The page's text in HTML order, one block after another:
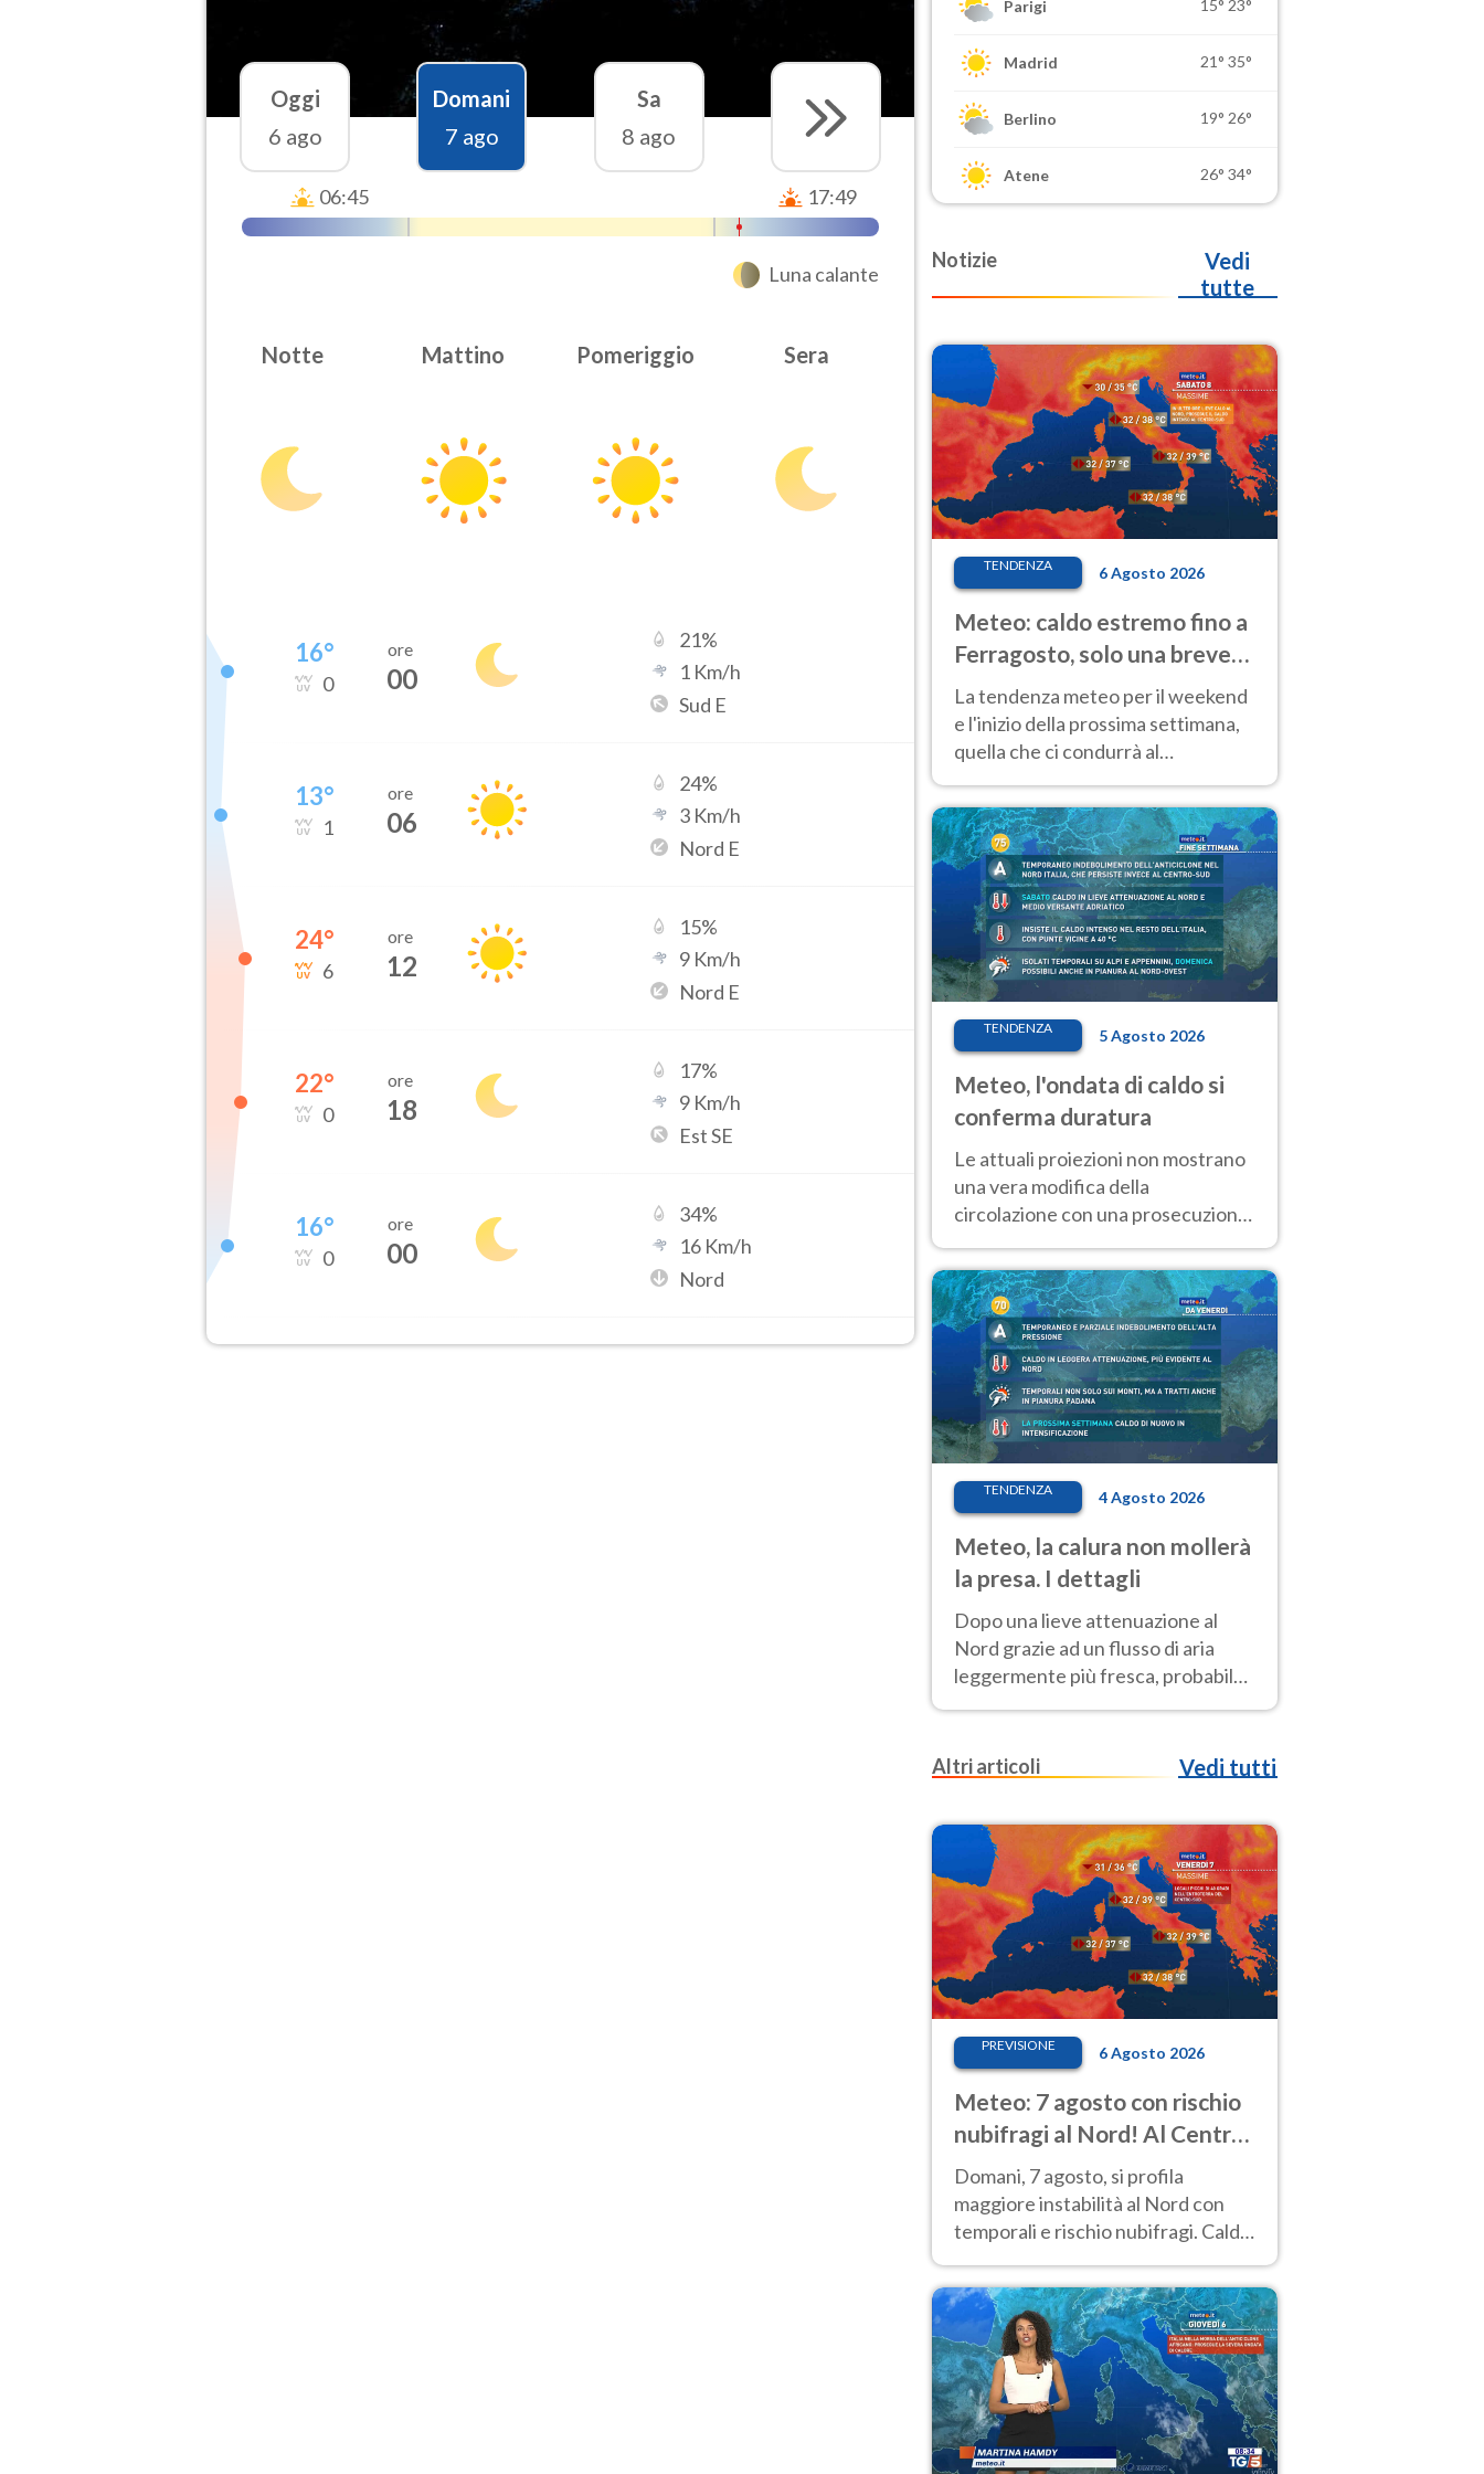
Oggi
6 ago
Domani
7 ago
Sa
8 ago
06:45 17:49
Luna calante
Notte Mattino Pomeriggio Sera
16°
0
ore
00
21%
1 Km/h
Sud E
13°
1
ore
06
24%
3 Km/h
Nord E
24°
6
ore
12
15%
9 Km/h
Nord E
22°
0
ore
18
17%
9 Km/h
Est SE
16°
0
ore
00
34%
16 Km/h
Nord
Parigi 15° 23°
Madrid 21° 35°
Berlino 19° 26°
Atene 26° 34°
Notizie
Vedi
tutte
TENDENZA 6 Agosto 2026
Meteo: caldo estremo fino a
Ferragosto, solo una breve
pausa. Ecco dove
La tendenza meteo per il weekend
e l'inizio della prossima settimana,
quella che ci condurrà al
temperature molto elevate
TENDENZA 5 Agosto 2026
Meteo, l'ondata di caldo si
conferma duratura
Le attuali proiezioni non mostrano
una vera modifica della
circolazione con una prosecuzione
giorni, compresa la settimana di
Ferragosto
TENDENZA 4 Agosto 2026
Meteo, la calura non mollerà
la presa. I dettagli
Dopo una lieve attenuazione al
Nord grazie ad un flusso di aria
leggermente più fresca, probabile
nuovo rinforzo dell’anticiclone
Altri articoli
Vedi tutti
PREVISIONE 6 Agosto 2026
Meteo: 7 agosto con rischio
nubifragi al Nord! Al Centro-
Sud caldo estremo
Domani, 7 agosto, si profila
maggiore instabilità al Nord con
temporali e rischio nubifragi. Caldo
previsioni.